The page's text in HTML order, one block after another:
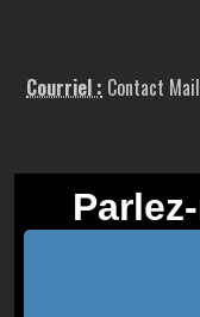
Courriel : Contact Mail